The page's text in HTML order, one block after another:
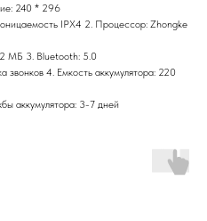
240 * 296
IPX4 2. Процессор: Zhongke
МБ 3. Bluetooth: 5.0
4. Емкость аккумулятора: 220
аккумулятора: 3-7 дней